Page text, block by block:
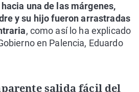
una de las márgenes,
y su hijo fueron arrastradas
, como así lo ha explicado
en Palencia, Eduardo
salida fácil del